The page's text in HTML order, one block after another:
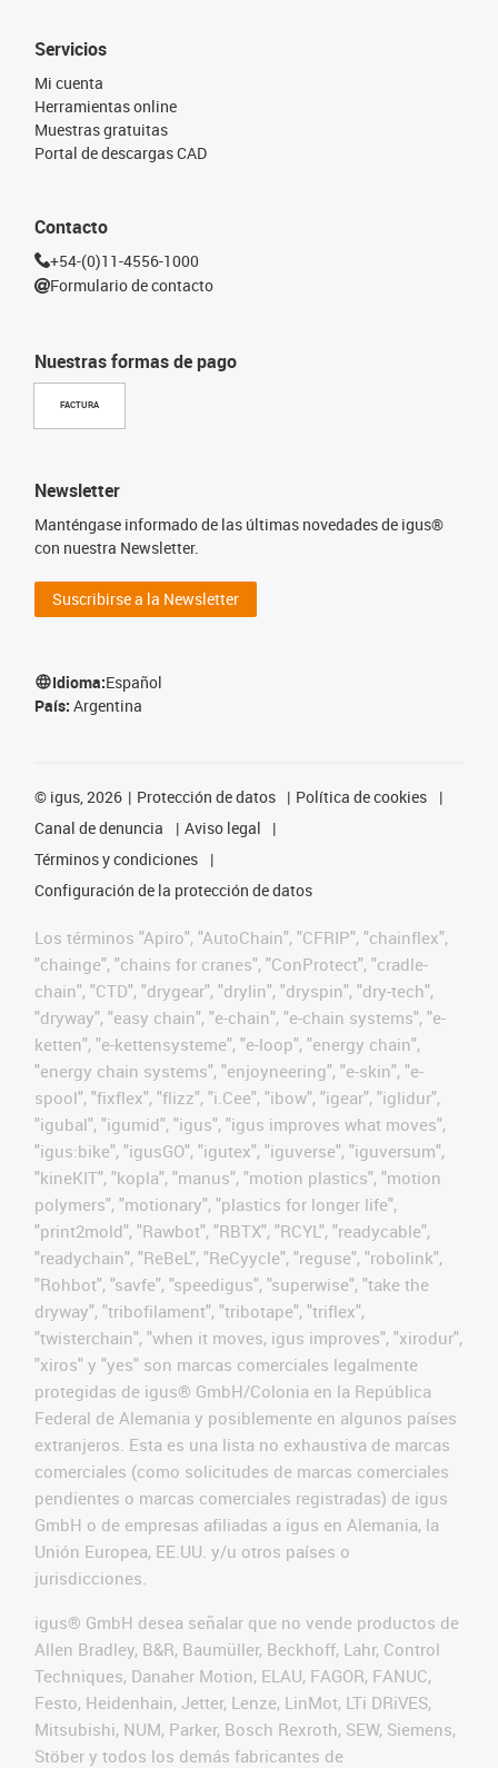
Nuestras formas de pago
FACTURA
Servicios
Mi cuenta
Herramientas online
Muestras gratuitas
Portal de descargas CAD
Contacto
+54-(0)11-4556-1000
Formulario de contacto
Newsletter
Manténgase informado de las últimas novedades de igus®
con nuestra Newsletter.
Suscribirse a la Newsletter
Idioma:Español
País: Argentina
© igus, 2026 Protección de datos
Política de cookies
Canal de denuncia
Aviso legal
Términos y condiciones
Configuración de la protección de datos
Los términos "Apiro", "AutoChain", "CFRIP", "chainflex",
"chainge", "chains for cranes", "ConProtect", "cradle-
chain", "CTD", "drygear", "drylin", "dryspin", "dry-tech",
"dryway", "easy chain", "e-chain", "e-chain systems", "e-
ketten", "e-kettensysteme", "e-loop", "energy chain",
"energy chain systems", "enjoyneering", "e-skin", "e-
spool", "fixflex", "flizz", "i.Cee", "ibow", "igear", "iglidur",
"igubal", "igumid", "igus", "igus improves what moves",
"igus:bike", "igusGO", "igutex", "iguverse", "iguversum",
"kineKIT", "kopla", "manus", "motion plastics", "motion
polymers", "motionary", "plastics for longer life",
"print2mold", "Rawbot", "RBTX", "RCYL", "readycable",
"readychain", "ReBeL", "ReCyycle", "reguse", "robolink",
"Rohbot", "savfe", "speedigus", "superwise", "take the
dryway", "tribofilament", "tribotape", "triflex",
"twisterchain", "when it moves, igus improves", "xirodur",
"xiros" y "yes" son marcas comerciales legalmente
protegidas de igus® GmbH/Colonia en la República
Federal de Alemania y posiblemente en algunos países
extranjeros. Esta es una lista no exhaustiva de marcas
comerciales (como solicitudes de marcas comerciales
pendientes o marcas comerciales registradas) de igus
GmbH o de empresas afiliadas a igus en Alemania, la
Unión Europea, EE.UU. y/u otros países o
jurisdicciones.
igus® GmbH desea señalar que no vende productos de
Allen Bradley, B&R, Baumüller, Beckhoff, Lahr, Control
Techniques, Danaher Motion, ELAU, FAGOR, FANUC,
Festo, Heidenhain, Jetter, Lenze, LinMot, LTi DRiVES,
Mitsubishi, NUM, Parker, Bosch Rexroth, SEW, Siemens,
Stöber y todos los demás fabricantes de